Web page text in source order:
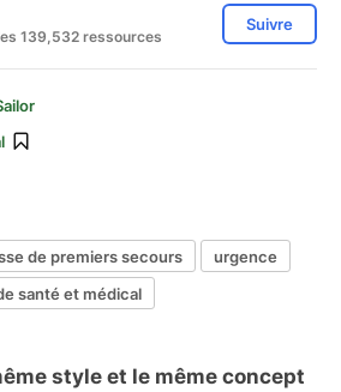
139,532 ressources
Suivre
de premiers secours
urgence
santé et médical
style et le même concept